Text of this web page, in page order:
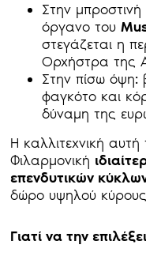
Στην
όργανο του
στεγάζεται η
Ορχήστρα της
Στην πίσω όψη:
φαγκότο και
δύναμη της
Η καλλιτεχνική
Φιλαρμονική
επενδυτικών
δώρο υψηλού κύρους
Γιατί να την